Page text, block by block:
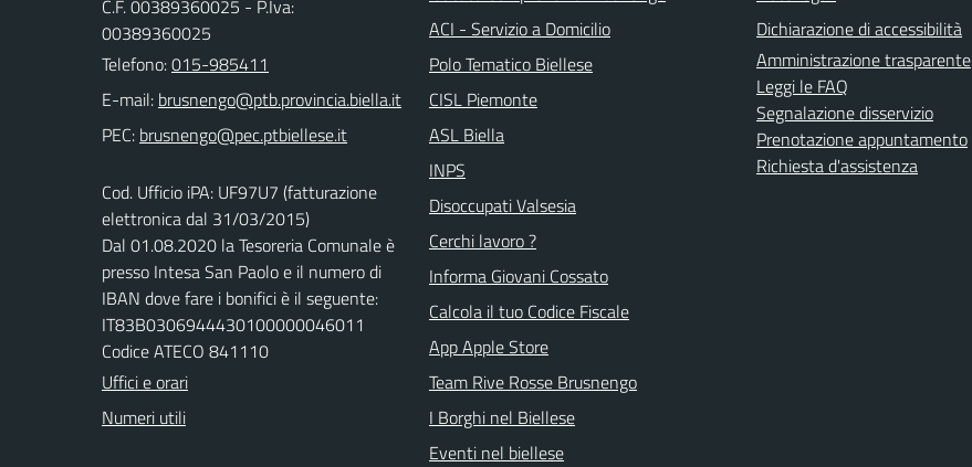
C.F. 00389360025 - P.Iva:
00389360025
Telefono:015-985411
E-mail:
PEC:
Cod. Ufficio iPA: UF97U7 (fatturazione
elettronica dal 31/03/2015)
Dal 01.08.2020 la Tesoreria Comunale è
presso Intesa San Paolo e il numero di
IBAN dove fare i bonifici è il seguente:
IT83B0306944430100000046011
Codice ATECO 841110
Uffici e orari
Numeri utili
ACI - Servizio a Domicilio
Polo Tematico Biellese
CISL Piemonte
ASL Biella
INPS
Disoccupati Valsesia
Cerchi lavoro ?
Informa Giovani Cossato
Calcola il tuo Codice Fiscale
App Apple Store
Team Rive Rosse Brusnengo
I Borghi nel Biellese
Eventi nel biellese
Dichiarazione di accessibilità
Amministrazione trasparente
Leggi le FAQ
Segnalazione disservizio
Prenotazione appuntamento
Richiesta d'assistenza